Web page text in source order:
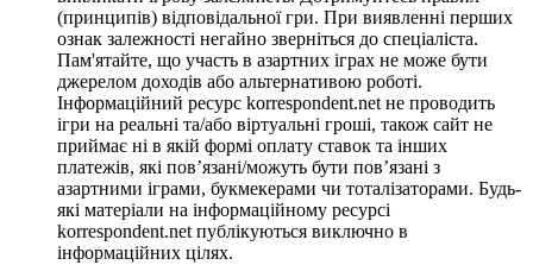
(принципів) відповідальної гри. При виявленні перших
ознак залежності негайно зверніться до спеціаліста.
Пам'ятайте, що участь в азартних іграх не може бути
джерелом доходів або альтернативою роботі.
Інформаційний ресурс korrespondent.net не проводить
ігри на реальні та/або віртуальні гроші, також сайт не
приймає ні в якій формі оплату ставок та інших
платежів, які пов’язані/можуть бути пов’язані з
азартними іграми, букмекерами чи тоталізаторами. Будь-
які матеріали на інформаційному ресурсі
korrespondent.net публікуються виключно в
інформаційних цілях.